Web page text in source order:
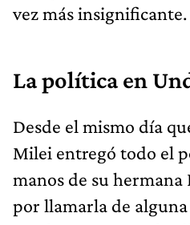
vez más insignificante.
La política en
Desde el mismo día
Milei entregó todo el
manos de su hermana
por llamarla de